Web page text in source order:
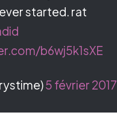
started. rat
b6wj5k1sXE
5 février 2017